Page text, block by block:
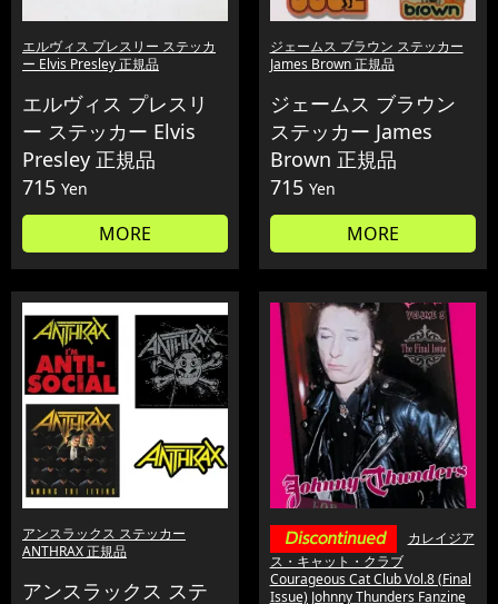
エルヴィス プレスリー ステッカ
ー Elvis Presley 正規品
エルヴィス プレスリ
ー ステッカー Elvis
Presley 正規品
715 Yen
MORE
ジェームス ブラウン ステッカー
James Brown 正規品
ジェームス ブラウン
ステッカー James
Brown 正規品
715 Yen
MORE
アンスラックス ステッカー
ANTHRAX 正規品
アンスラックス ステ
カレイジア
ス・キャット・クラブ
Courageous Cat Club Vol.8 (Final
Issue) Johnny Thunders Fanzine